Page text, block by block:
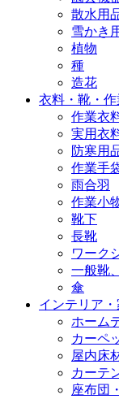
散水用
雪かき
植物
種
造花
衣料・靴・作
作業衣
実用衣
防寒用
作業手
雨合羽
作業小
靴下
長靴
ワーク
一般靴
傘
インテリア
ホーム
カーペ
屋内床
カーテ
座布団